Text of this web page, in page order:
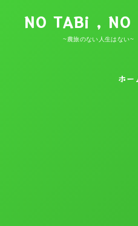
NO TABi , NO
~農旅のない人生はない~
ホー